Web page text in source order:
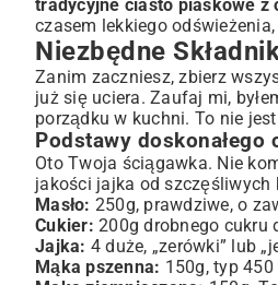
Szybkie rozwiązania: ciasto
Często Zadawane Pytania i
Jak uniknąć opadania ciasta
Przechowywanie ciasta – jak
Z czym najlepiej smakuje
Podsumowanie: Ciasto
tradycyjne ciasto piaskowe z
czasem lekkiego
Niezbędne
Zanim zaczniesz, zbierz
już się uciera. Zaufaj mi,
porządku w kuchni. To nie
Podstawy
Oto Twoja ściągawka. Nie
jakości jajka od szczęśliwych
Masło: 250g, prawdziwe, o
Cukier: 200g drobnego cukru
Jajka: 4 duże, „zerówki” lub
Mąka pszenna: 150g, typ